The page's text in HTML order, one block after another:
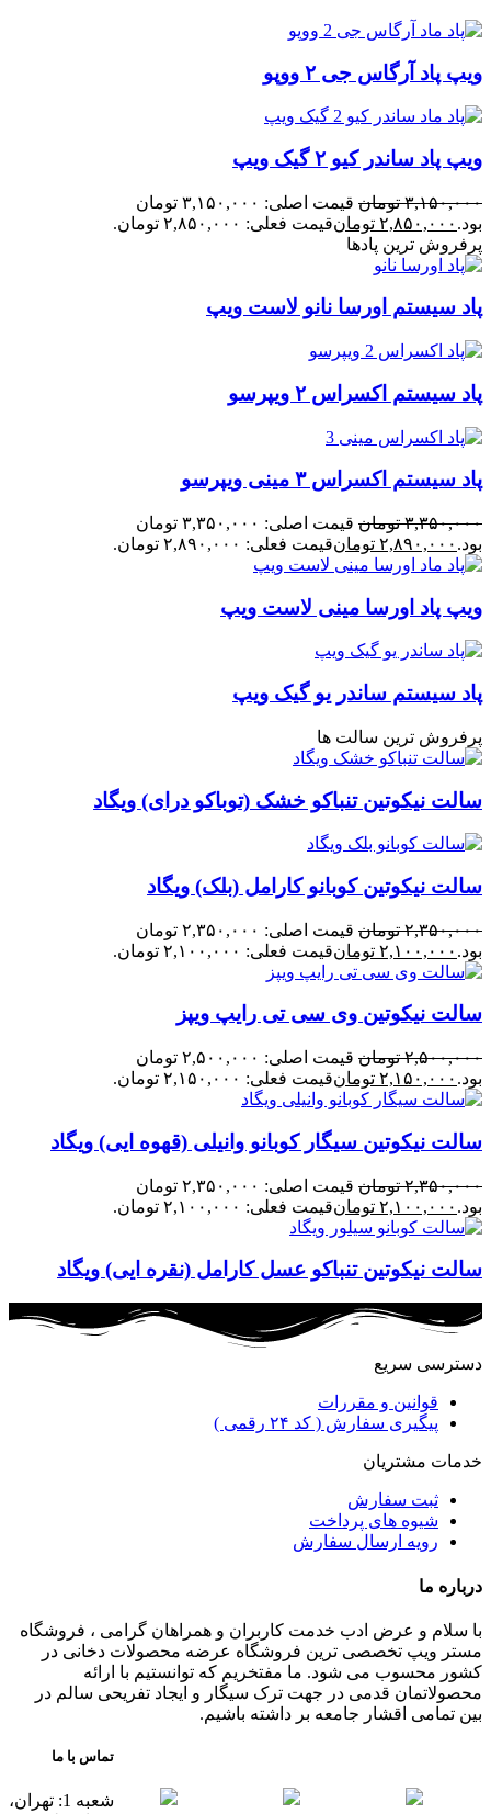
ویپ پاد آرگاس جی ۲ ووپو
ویپ پاد ساندر کیو ۲ گیک ویپ
۳,۱۵۰,۰۰۰ تومان
قیمت اصلی: ۳,۱۵۰,۰۰۰ تومان
بود. ۲,۸۵۰,۰۰۰ تومانقیمت فعلی: ۲,۸۵۰,۰۰۰ تومان.
پرفروش ترین پادها
پاد سیستم اورسا نانو لاست ویپ
پاد سیستم اکسراس ۲ ویپرسو
پاد سیستم اکسراس ۳ مینی ویپرسو
۳,۳۵۰,۰۰۰ تومان
قیمت اصلی: ۳,۳۵۰,۰۰۰ تومان
بود. ۲,۸۹۰,۰۰۰ تومانقیمت فعلی: ۲,۸۹۰,۰۰۰ تومان.
ویپ پاد اورسا مینی لاست ویپ
پاد سیستم ساندر یو گیک ویپ
پرفروش ترین سالت ها
سالت نیکوتین تنباکو خشک (توباکو درای) ویگاد
سالت نیکوتین کوبانو کارامل (بلک) ویگاد
۲,۳۵۰,۰۰۰ تومان
قیمت اصلی: ۲,۳۵۰,۰۰۰ تومان
بود. ۲,۱۰۰,۰۰۰ تومانقیمت فعلی: ۲,۱۰۰,۰۰۰ تومان.
سالت نیکوتین وی سی تی رایپ ویپز
۲,۵۰۰,۰۰۰ تومان
قیمت اصلی: ۲,۵۰۰,۰۰۰ تومان
بود. ۲,۱۵۰,۰۰۰ تومانقیمت فعلی: ۲,۱۵۰,۰۰۰ تومان.
سالت نیکوتین سیگار کوبانو وانیلی (قهوه ایی) ویگاد
۲,۳۵۰,۰۰۰ تومان
قیمت اصلی: ۲,۳۵۰,۰۰۰ تومان
بود. ۲,۱۰۰,۰۰۰ تومانقیمت فعلی: ۲,۱۰۰,۰۰۰ تومان.
سالت نیکوتین تنباکو عسل کارامل (نقره ایی) ویگاد
دسترسی سریع
قوانین و مقررات
پیگیری سفارش ( کد ۲۴ رقمی )
خدمات مشتریان
ثبت سفارش
شیوه های پرداخت
رویه ارسال سفارش
درباره ما
با سلام و عرض ادب خدمت کاربران و همراهان گرامی ، فروشگاه
مستر ویپ تخصصی ترین فروشگاه عرضه محصولات دخانی در
کشور محسوب می شود. ما مفتخریم که توانستیم با ارائه
محصولاتمان قدمی در جهت ترک سیگار و ایجاد تفریحی سالم در
بین تمامی اقشار جامعه بر داشته باشیم.
تماس با ما
شعبه 1: تهران،